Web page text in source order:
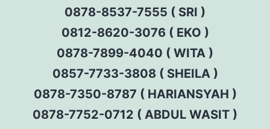
0878-8537-7555 ( SRI )
0812-8620-3076 ( EKO )
0878-7899-4040 ( WITA )
0857-7733-3808 ( SHEILA )
0878-7350-8787 ( HARIANSYAH )
0878-7752-0712 ( ABDUL WASIT )